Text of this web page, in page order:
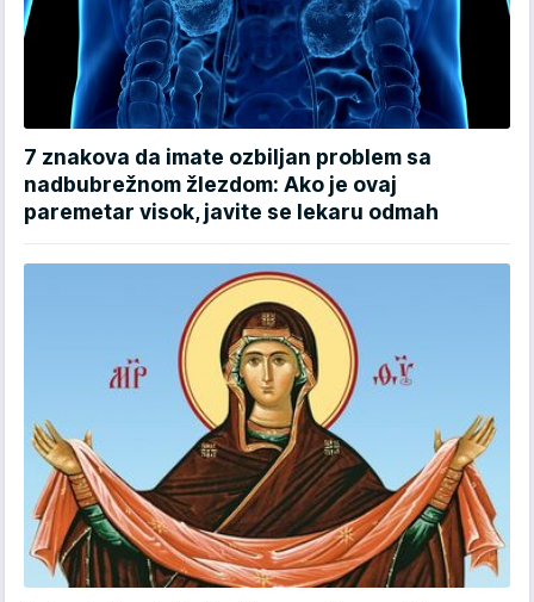
7 znakova da imate ozbiljan problem sa
nadbubrežnom žlezdom: Ako je ovaj
paremetar visok, javite se lekaru odmah